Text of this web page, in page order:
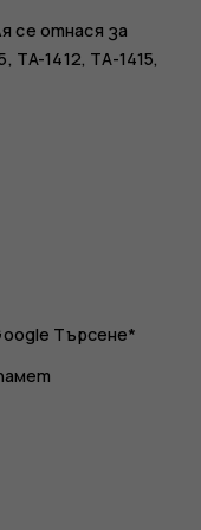
се отнася за
1412, TA-1415,
Търсене*